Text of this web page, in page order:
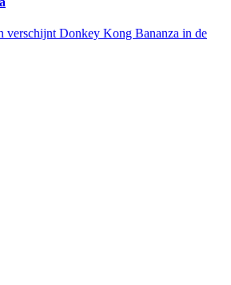
verschijnt Donkey Kong Bananza in de